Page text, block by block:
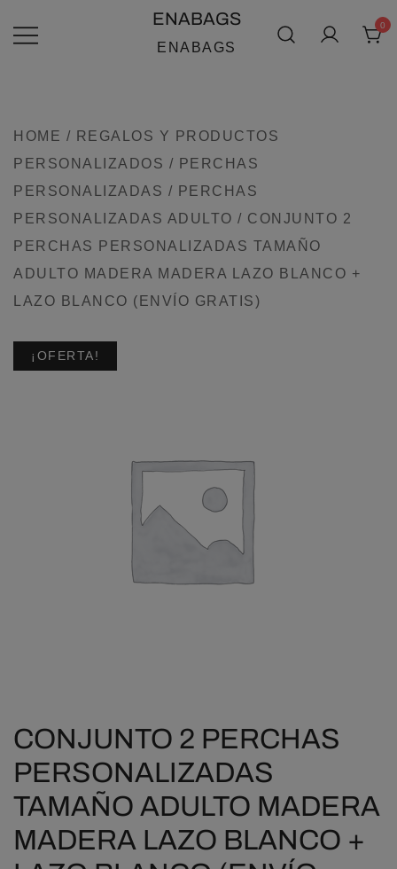
AL
ENABAGS
ENABAGS
0
HOME / REGALOS Y PRODUCTOS
PERSONALIZADOS / PERCHAS
PERSONALIZADAS / PERCHAS
PERSONALIZADAS ADULTO / CONJUNTO 2
PERCHAS PERSONALIZADAS TAMAÑO
ADULTO MADERA MADERA LAZO BLANCO +
LAZO BLANCO (ENVÍO GRATIS)
¡OFERTA!
CONJUNTO 2 PERCHAS
PERSONALIZADAS
TAMAÑO ADULTO MADERA
MADERA LAZO BLANCO +